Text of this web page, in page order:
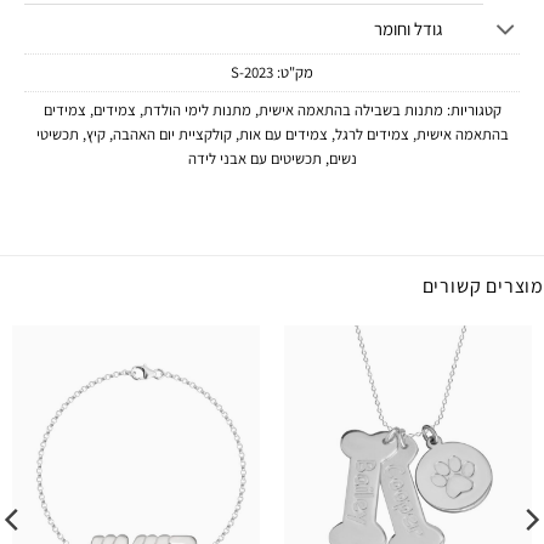
גודל וחומר
מק"ט: 2023-S
קטגוריות: מתנות בשבילה בהתאמה אישית, מתנות לימי הולדת, צמידים, צמידים
בהתאמה אישית, צמידים לרגל, צמידים עם אות,קולקציית יום האהבה,קיץ, תכשיטי
נשים, תכשיטים עם אבני לידה
מוצרים קשורים